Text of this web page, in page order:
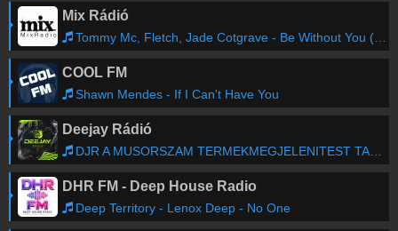
Mix Rádió
Tommy Mc, Fletch, Jade Cotgrave - Be Without You (Extended Mix)
COOL FM
Shawn Mendes - If I Can't Have You
Deejay Rádió
DJR A MUSORSZAM TERMEKMEGJELENITEST TARTALMAZOTT
DHR FM - Deep House Radio
Deep Territory - Lenox Deep - No One